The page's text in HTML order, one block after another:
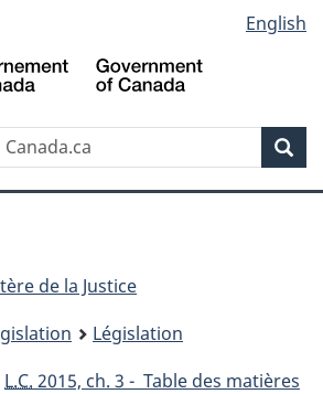
au
contenu
propos
de
la
HTML
simplifiée
English
de la Justice
Législation
L.C. 2015, ch. 3 - Table des matières